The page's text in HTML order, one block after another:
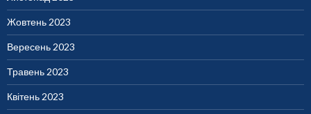
Жовтень 2023
Вересень 2023
Травень 2023
Квітень 2023